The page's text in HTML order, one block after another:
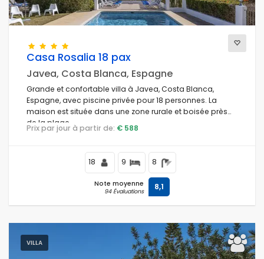
Casa Rosalia 18 pax
Javea, Costa Blanca, Espagne
Grande et confortable villa à Javea, Costa Blanca,
Espagne, avec piscine privée pour 18 personnes. La
maison est située dans une zone rurale et boisée près
de la plage.
Prix par jour à partir de: € 588
18 9 8
Note moyenne
94 Évaluations 8,1
VILLA